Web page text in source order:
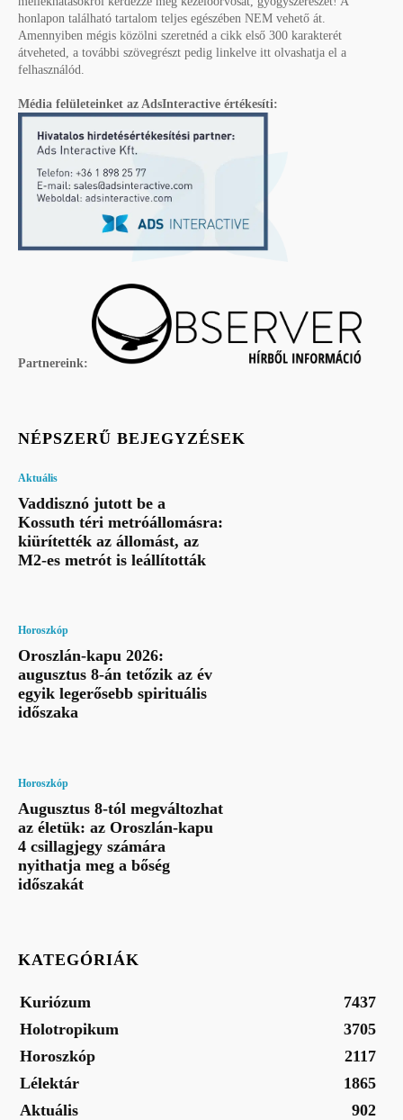
honlapon található tartalom teljes egészében NEM vehető át.
Amennyiben mégis közölni szeretnéd a cikk első 300 karakterét
átveheted, a további szövegrészt pedig linkelve itt olvashatja el a
felhasználód.
Média felületeinket az AdsInteractive értékesíti:
Partnereink:
NÉPSZERŰ BEJEGYZÉSEK
Aktuális
Vaddisznó jutott be a
Kossuth téri metróállomásra:
kiürítették az állomást, az
M2-es metrót is leállították
Horoszkóp
Oroszlán-kapu 2026:
augusztus 8-án tetőzik az év
egyik legerősebb spirituális
időszaka
Horoszkóp
Augusztus 8-tól megváltozhat
az életük: az Oroszlán-kapu
4 csillagjegy számára
nyithatja meg a bőség
időszakát
KATEGÓRIÁK
Kuriózum
7437
Holotropikum
3705
Horoszkóp
2117
Lélektár
1865
Aktuális
902